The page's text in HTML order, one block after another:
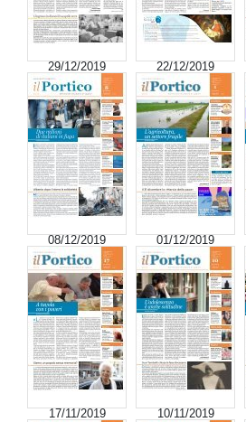
29/12/2019 22/12/2019
08/12/2019 01/12/2019
17/11/2019 10/11/2019